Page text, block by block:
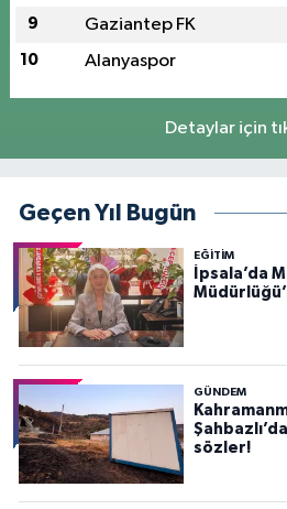
9 Gaziantep FK
10 Alanyaspor
Detaylar için
Geçen Yıl Bugün
EĞİTİM
İpsala’da
GÜNDEM
sözler!